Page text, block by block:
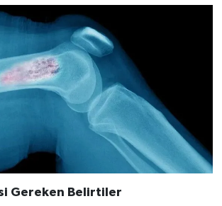
Gereken Belirtiler